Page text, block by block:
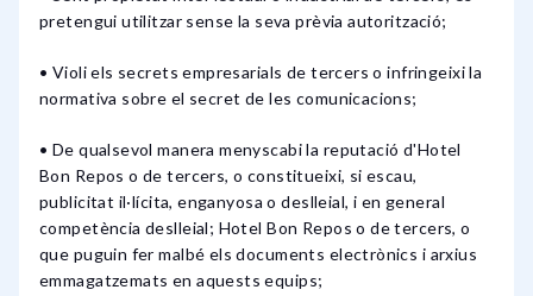
pretengui utilitzar sense la seva prèvia autorització;
• Violi els secrets empresarials de tercers o infringeixi la
normativa sobre el secret de les comunicacions;
• De qualsevol manera menyscabi la reputació d'Hotel
Bon Repos o de tercers, o constitueixi, si escau,
publicitat il·lícita, enganyosa o deslleial, i en general
competència deslleial; Hotel Bon Repos o de tercers, o
que puguin fer malbé els documents electrònics i arxius
emmagatzemats en aquests equips;